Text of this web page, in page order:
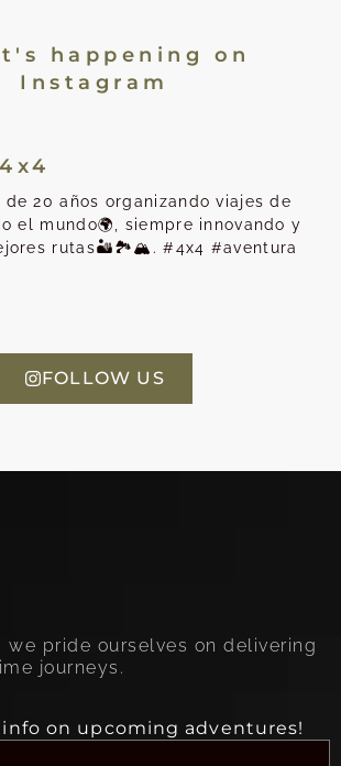
happening on
Instagram
de 20 años organizando viajes de
el mundo🌍, siempre innovando y
rutas🏜️🏞️🏔️. #4x4 #aventura
FOLLOW US
we pride ourselves on delivering
journeys.
on upcoming adventures!